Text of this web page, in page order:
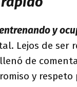
y
Lejos de ser
de
y respeto